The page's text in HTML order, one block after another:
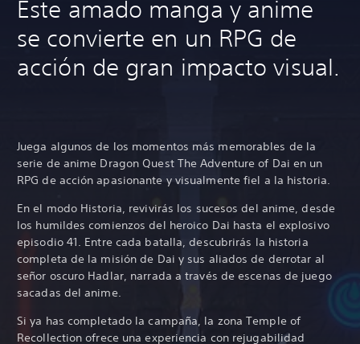
Este amado manga y anime
se convierte en un RPG de
acción de gran impacto visual.
Juega algunos de los momentos más memorables de la
serie de anime Dragon Quest The Adventure of Dai en un
RPG de acción apasionante y visualmente fiel a la historia.
En el modo Historia, revivirás los sucesos del anime, desde
los humildes comienzos del heroico Dai hasta el explosivo
episodio 41. Entre cada batalla, descubrirás la historia
completa de la misión de Dai y sus aliados de derrotar al
señor oscuro Hadlar, narrada a través de escenas de juego
sacadas del anime.
Si ya has completado la campaña, la zona Temple of
Recollection ofrece una experiencia con rejugabilidad